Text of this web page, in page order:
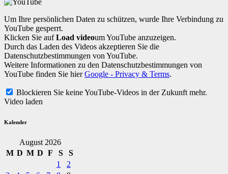
Um Ihre persönlichen Daten zu schützen, wurde Ihre Verbindung zu
YouTube gesperrt.
Klicken Sie aufLoad videoum YouTube anzuzeigen.
Durch das Laden des Videos akzeptieren Sie die
Datenschutzbestimmungen von YouTube.
Weitere Informationen zu den Datenschutzbestimmungen von
YouTube finden Sie hierGoogle - Privacy & Terms.
Blockieren Sie keine YouTube-Videos in der Zukunft mehr.
Video laden
Kalender
August 2026
M D M D F S
S
1
2